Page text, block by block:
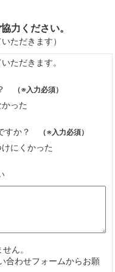
力ください。
ただきます）
ただきます。
（※入力必須）
った
すか？ （※入力必須）
けにくかった
ん。
合わせフォームからお願